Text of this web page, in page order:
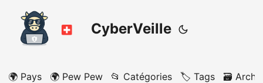
CyberVeille
🌍 Pays 🌍 Pew Pew 📂 Catégories 🏷️ Tags 🗃️